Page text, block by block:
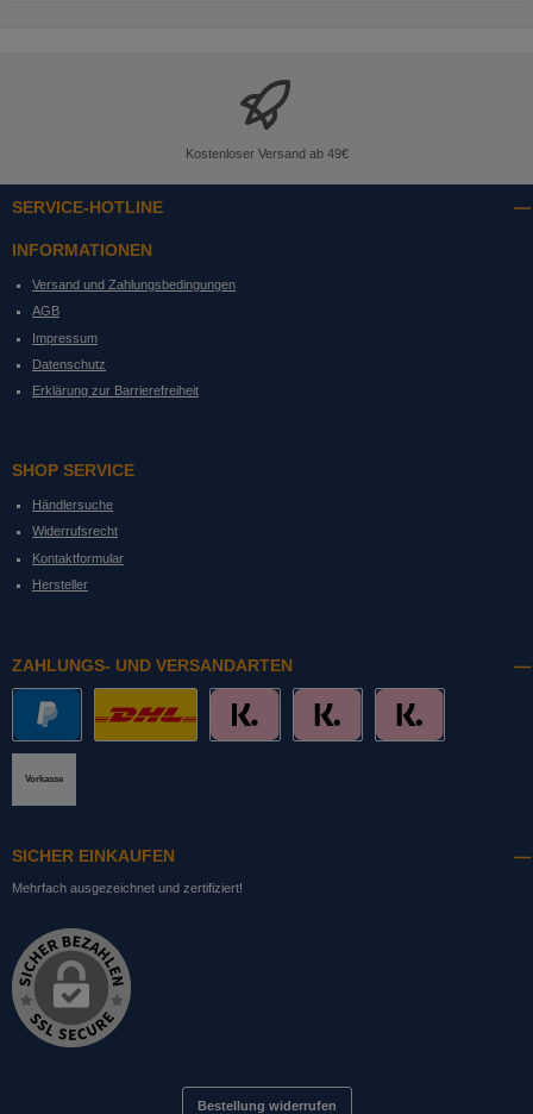
Kostenloser Versand ab 49€
SERVICE-HOTLINE
INFORMATIONEN
Versand und Zahlungsbedingungen
AGB
Impressum
Datenschutz
Erklärung zur Barrierefreiheit
SHOP SERVICE
Händlersuche
Widerrufsrecht
Kontaktformular
Hersteller
ZAHLUNGS- UND VERSANDARTEN
Vorkasse
SICHER EINKAUFEN
Mehrfach ausgezeichnet und zertifiziert!
Bestellung widerrufen